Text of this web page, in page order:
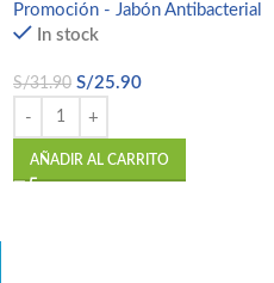
Promoción - Jabón Antibacterial
In stock
S/31.90 S/25.90
AÑADIR AL CARRITO